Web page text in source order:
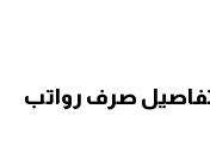
صرف رواتب